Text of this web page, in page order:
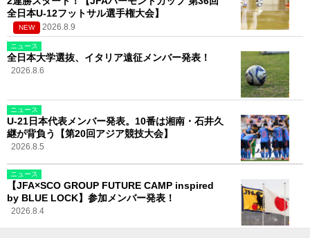
全日本U-12フットサル選手権大会】
NEW 2026.8.9
ニュース
全日本大学選抜、イタリア遠征メンバー発表！
2026.8.6
ニュース
U-21日本代表メンバー発表。10番は湘南・石井久
継が背負う【第20回アジア競技大会】
2026.8.5
ニュース
【JFA×SCO GROUP FUTURE CAMP inspired
by BLUE LOCK】参加メンバー発表！
2026.8.4